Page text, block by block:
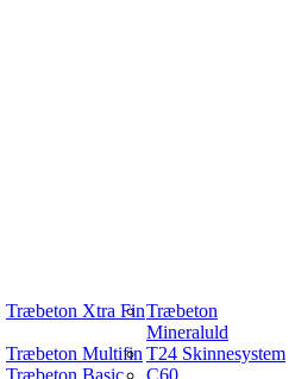
Træbeton
Mineraluld
Træbeton Multifin
Træbeton Xtra Fin
T24 Skinnesystem